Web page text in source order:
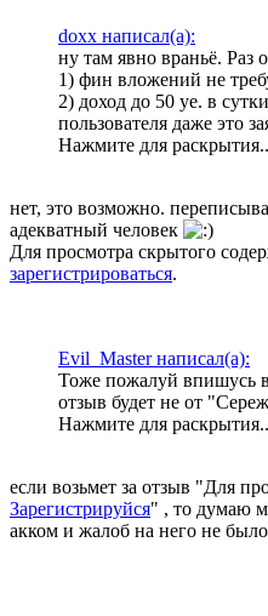
doxx написал(а):
ну там явно враньё. Раз
1) фин вложений не
2) доход до 50 уе. в
пользователя даже это
Нажмите для
нет, это возможно.
адекватный человек
Для просмотра скрытого
зарегистрироваться.
Evil_Master написал(а):
Тоже пожалуй впишусь в
отзыв будет не от
Нажмите для
если возьмет за отзыв "Для
Зарегистрируйся" , то думаю
акком и жалоб на него не